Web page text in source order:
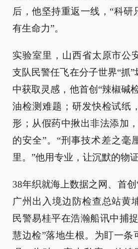
后，他坚持重返一线，“科研
有生命力”。
实验室里，山西省太原市公
支队民警任飞在分子世界“抓
中获取灵感，他首创“辣椒碱
油检测难题；研发快检试纸
形；从假药中揪出非法添加
的安全”。“刑事技术差之毫
里。”他用专业，让沉默的物
38年织就海上数据之网、首创
广州出入境边防检查总站黄
民警易桂平在浩瀚船讯中捕
慧边检”落地生根。为盯一条